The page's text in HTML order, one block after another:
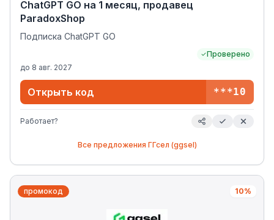
ChatGPT GO на 1 месяц, продавец
ParadoxShop
Подписка ChatGPT GO
Проверено
до 8 авг. 2027
Открыть код ***10
Работает?
Все предложения ГГсел (ggsel)
промокод 10%